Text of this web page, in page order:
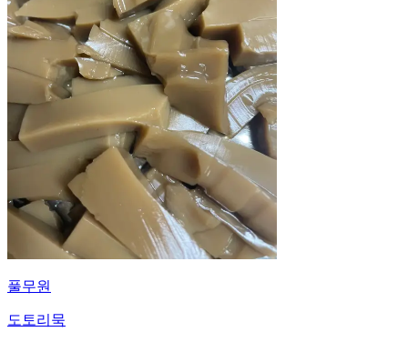
풀무원
도토리묵